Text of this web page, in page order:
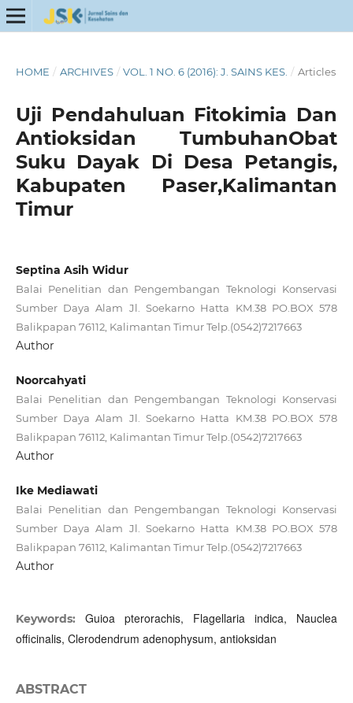
HOME / ARCHIVES / VOL. 1 NO. 6 (2016): J. SAINS KES. / Articles
Uji Pendahuluan Fitokimia Dan
Antioksidan TumbuhanObat
Suku Dayak Di Desa Petangis,
Kabupaten Paser,Kalimantan
Timur
Septina Asih Widur
Balai Penelitian dan Pengembangan Teknologi Konservasi
Sumber Daya Alam Jl. Soekarno Hatta KM.38 PO.BOX 578
Balikpapan 76112, Kalimantan Timur Telp.(0542)7217663
Author
Noorcahyati
Balai Penelitian dan Pengembangan Teknologi Konservasi
Sumber Daya Alam Jl. Soekarno Hatta KM.38 PO.BOX 578
Balikpapan 76112, Kalimantan Timur Telp.(0542)7217663
Author
Ike Mediawati
Balai Penelitian dan Pengembangan Teknologi Konservasi
Sumber Daya Alam Jl. Soekarno Hatta KM.38 PO.BOX 578
Balikpapan 76112, Kalimantan Timur Telp.(0542)7217663
Author
Keywords: Guioa pterorachis, Flagellaria indica, Nauclea
officinalis, Clerodendrum adenophysum, antioksidan
ABSTRACT